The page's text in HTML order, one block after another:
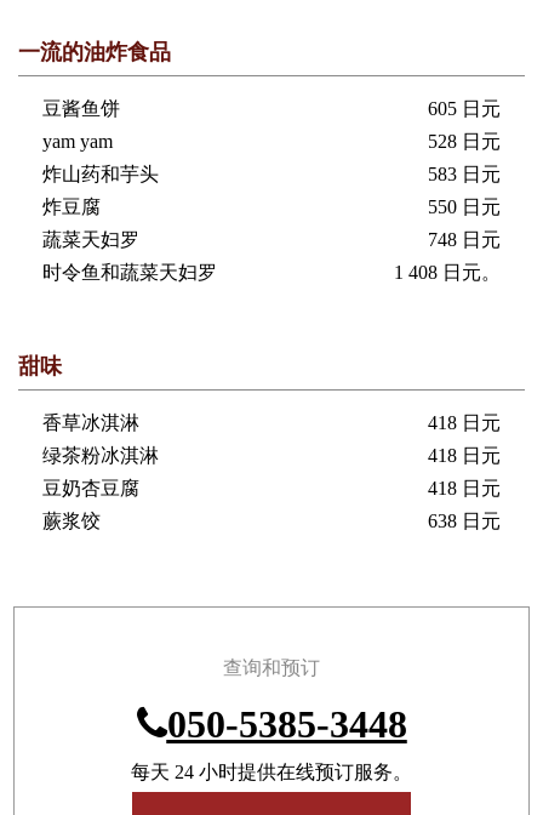
一流的油炸食品
豆酱鱼饼
605 日元
yam yam
528 日元
炸山药和芋头
583 日元
炸豆腐
550 日元
蔬菜天妇罗
748 日元
时令鱼和蔬菜天妇罗
1 408 日元。
甜味
香草冰淇淋
418 日元
绿茶粉冰淇淋
418 日元
豆奶杏豆腐
418 日元
蕨浆饺
638 日元
查询和预订
050-5385-3448
每天 24 小时提供在线预订服务。